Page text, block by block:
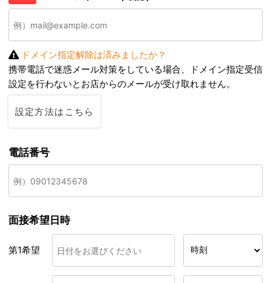
ドメイン指定解除は済みましたか？
携帯電話で迷惑メール対策をしている場合、ドメイン指定受信
設定を行わないとお店からのメールが受け取れません。
設定方法はこちら
電話番号
面接希望日時
第1希望